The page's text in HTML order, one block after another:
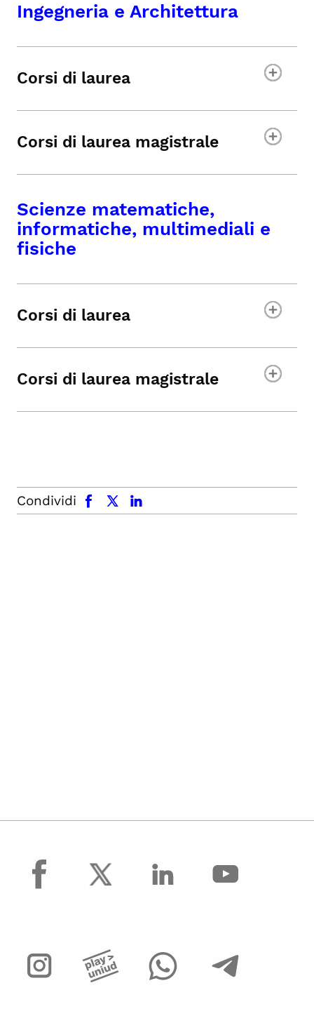
Ingegneria e Architettura
Corsi di laurea
Corsi di laurea magistrale
Scienze matematiche,
informatiche, multimediali e
fisiche
Corsi di laurea
Corsi di laurea magistrale
Condividi
facebook x.com linkedin
facebook